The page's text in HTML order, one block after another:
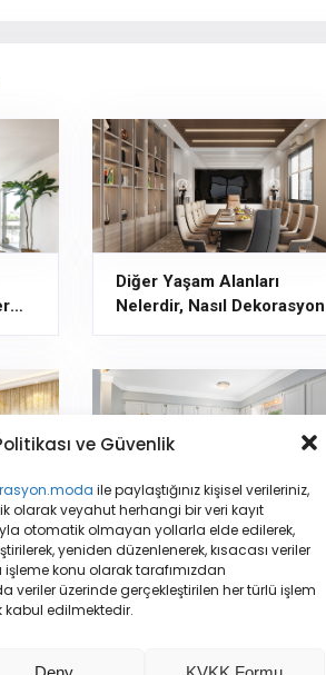
ve Güvenlik
ile paylaştığınız kişisel verileriniz,
olarak veyahut herhangi bir veri kayıt
otomatik olmayan yollarla elde edilerek,
yeniden düzenlenerek, kısacası veriler
konu olarak tarafımızdan
veriler üzerinde gerçekleştirilen her türlü işlem
kabul edilmektedir.
Diğer Yaşam Alanları
Nelerdir, Nasıl Dekorasyon
Mutfak Dekorasyonu Nedir?